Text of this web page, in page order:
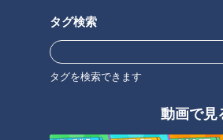
タグ検索
タグを検索できます
動画で見
オススメ関連コンテンツ